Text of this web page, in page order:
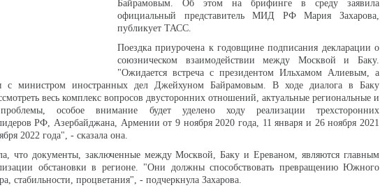
Байрамовым. Об этом на брифинге в среду заявила
официальный представитель МИД РФ Мария Захарова,
публикует ТАСС.
Поездка приурочена к годовщине подписания декларации о
союзническом взаимодействии между Москвой и Баку.
"Ожидается встреча с президентом Ильхамом Алиевым, а
с министром иностранных дел Джейхуном Байрамовым. В ходе диалога в Баку
весь комплекс вопросов двусторонних отношений, актуальные региональные и
особое внимание будет уделено ходу реализации трехсторонних
РФ, Азербайджана, Армении от 9 ноября 2020 года, 11 января и 26 ноября 2021
2022 года", - сказала она.
что документы, заключенные между Москвой, Баку и Ереваном, являются главным
обстановки в регионе. "Они должны способствовать превращению Южного
стабильности, процветания", - подчеркнула Захарова.